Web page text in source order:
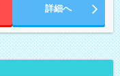
詳細へ